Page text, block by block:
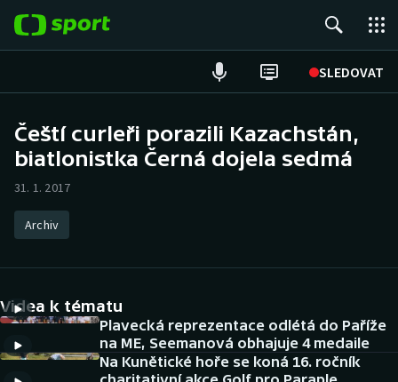
SLEDOVAT
Hokej
Atletika
DALŠÍ SPORTY
Americký fotbal
NEPŘEHLÉDNĚTE
Čeští curleři porazili Kazachstán,
biatlonistka Černá dojela sedmá
31. 1. 2017
Archiv
Videa k tématu
Plavecká reprezentace odlétá do Paříže
na ME, Seemanová obhajuje 4 medaile
Na Kunětické hoře se koná 16. ročník